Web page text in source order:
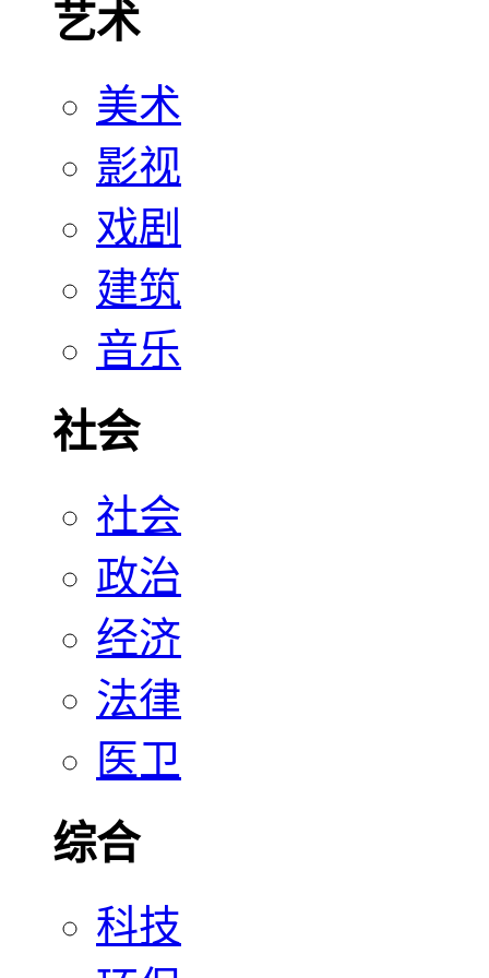
艺术
美术
影视
戏剧
建筑
音乐
社会
社会
政治
经济
法律
医卫
综合
科技